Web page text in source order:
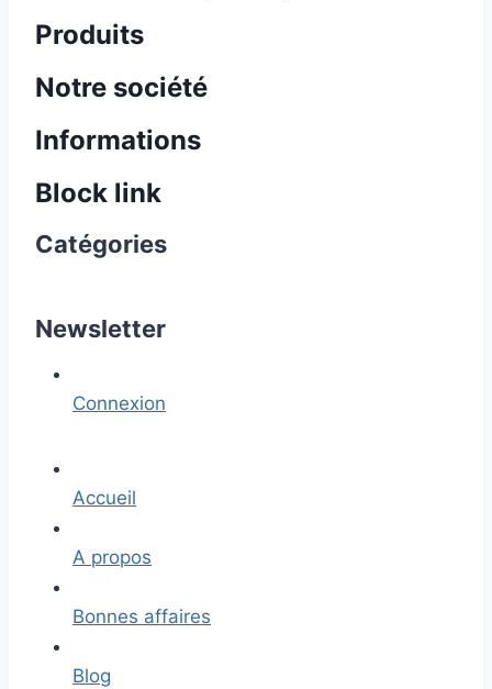
Produits
Notre société
Informations
Block link
Catégories
Newsletter
Connexion
Accueil
A propos
Bonnes affaires
Blog